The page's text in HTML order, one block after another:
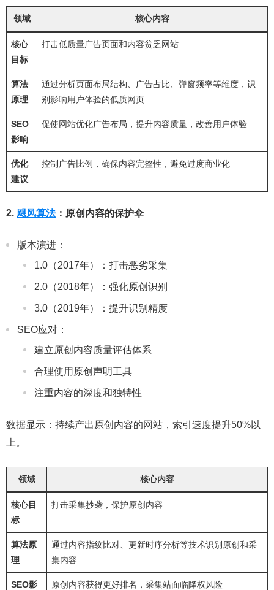
领域 核心内容
核心
目标
打击低质量广告页面和内容贫乏网站
算法
原理
通过分析页面布局结构、广告占比、弹窗频率等维度，识
别影响用户体验的低质网页
SEO
影响
促使网站优化广告布局，提升内容质量，改善用户体验
优化
建议
控制广告比例，确保内容完整性，避免过度商业化
2. 飓风算法：原创内容的保护伞
版本演进：
1.0（2017年）：打击恶劣采集
2.0（2018年）：强化原创识别
3.0（2019年）：提升识别精度
SEO应对：
建立原创内容质量评估体系
合理使用原创声明工具
注重内容的深度和独特性
数据显示：持续产出原创内容的网站，索引速度提升50%以
上。
领域 核心内容
核心目
标
打击采集抄袭，保护原创内容
算法原
理
通过内容指纹比对、更新时序分析等技术识别原创和采
集内容
SEO影
原创内容获得更好排名，采集站面临降权风险